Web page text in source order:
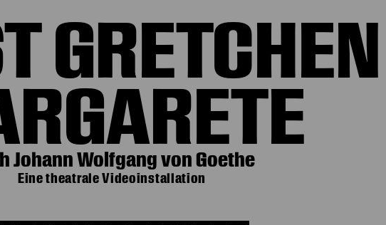
GRETCHEN
Johann Wolfgang von Goethe
Eine theatrale Videoinstallation